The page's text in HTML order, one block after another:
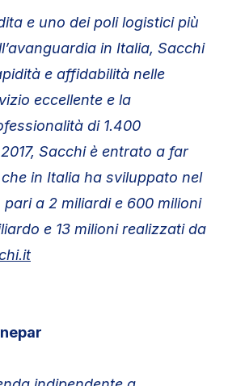
ita e uno dei poli logistici più
in Italia, Sacchi
pidità e affidabilità nelle
izio eccellente e la
fessionalità di 1.400
Sacchi è entrato a far
in Italia ha sviluppato nel
a 2 miliardi e 600 milioni
e 13 milioni realizzati da